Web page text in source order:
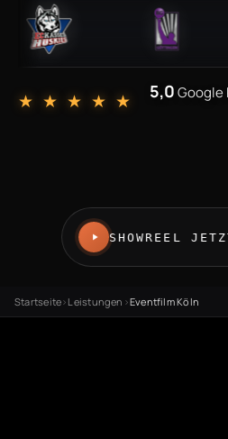
SHOWREEL
★ ★ ★ ★ ★ 5,0Google
Startseite› Leistungen ›Eventfilm Köln